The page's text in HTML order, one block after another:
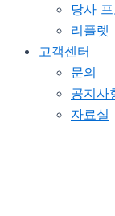
당사
리플렛
고객센터
문의
공지사
자료실